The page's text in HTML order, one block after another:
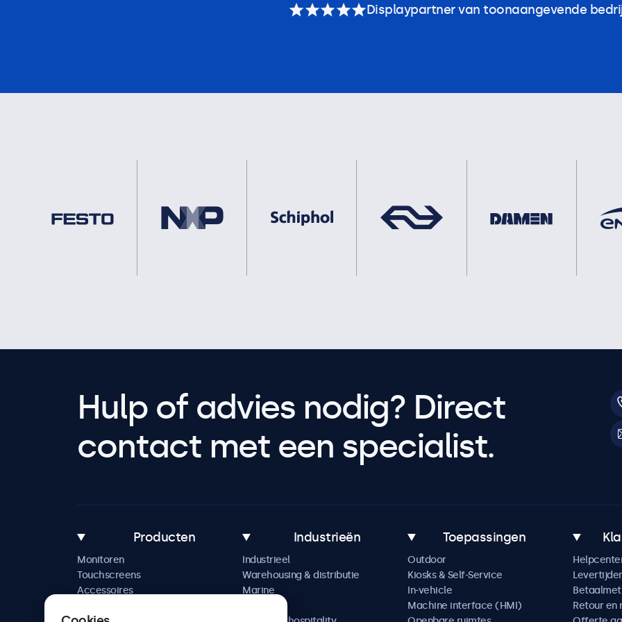
Displaypartner van toonaangevende
Hulp of advies nodig? Direct
contact met een specialist.
Producten
Monitoren
Touchscreens
Accessoires
Industrieën
Industrieel
Warehousing & distributie
Marine
Toepassingen
Outdoor
Kiosks & Self-Service
In-vehicle
Machine interface (HMI)
Retour en